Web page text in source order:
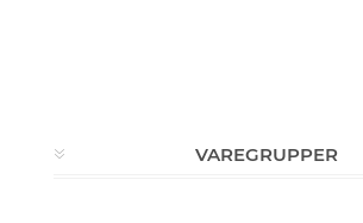
VAREGRUPPER